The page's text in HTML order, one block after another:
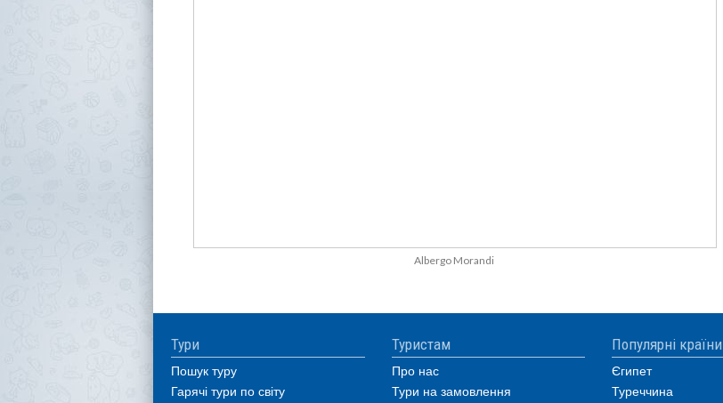
Albergo Morandi
Тури
Пошук туру
Гарячі тури по світу
Туристам
Про нас
Тури на замовлення
Популярні країни
Єгипет
Туреччина